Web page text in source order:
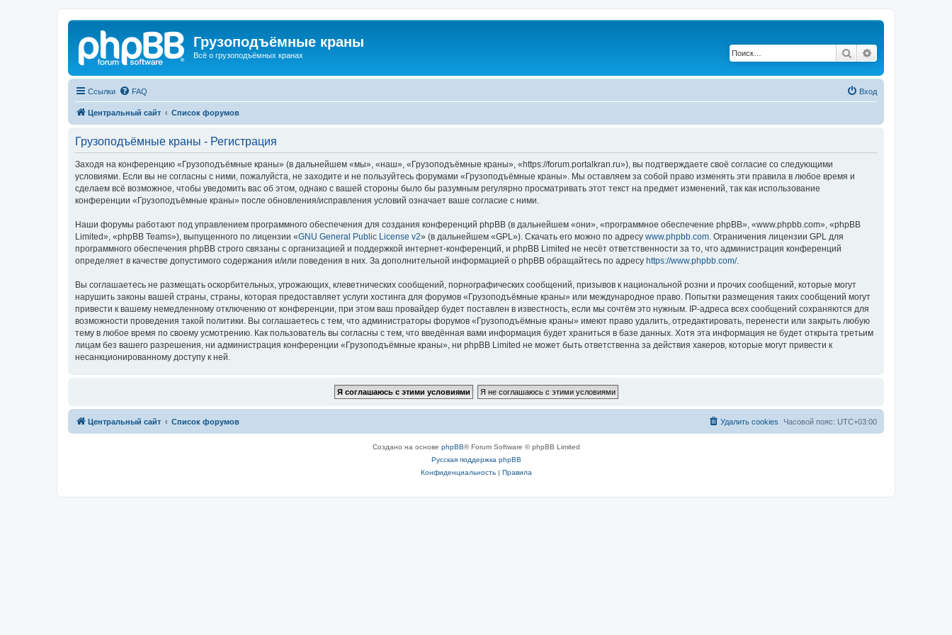
Грузоподъёмные краны
Всё о грузоподъёмных кранах Поиск
Ссылки FAQ Вход
Центральный сайт Список форумов
Грузоподъёмные краны - Регистрация
Заходя на конференцию «Грузоподъёмные краны» (в дальнейшем «мы», «наш», «Грузоподъёмные краны», «https://forum.portalkran.ru»), вы подтверждаете своё согласие со следующими
условиями. Если вы не согласны с ними, пожалуйста, не заходите и не пользуйтесь форумами «Грузоподъёмные краны». Мы оставляем за собой право изменять эти правила в любое время и
сделаем всё возможное, чтобы уведомить вас об этом, однако с вашей стороны было бы разумным регулярно просматривать этот текст на предмет изменений, так как использование
конференции «Грузоподъёмные краны» после обновления/исправления условий означает ваше согласие с ними.
Наши форумы работают под управлением программного обеспечения для создания конференций phpBB (в дальнейшем «они», «программное обеспечение phpBB», «www.phpbb.com», «phpBB
Limited», «phpBB Teams»), выпущенного по лицензии «GNU General Public License v2» (в дальнейшем «GPL»). Скачать его можно по адресу www.phpbb.com . Ограничения лицензии GPL для
программного обеспечения phpBB строго связаны с организацией и поддержкой интернет-конференций, и phpBB Limited не несёт ответственности за то, что администрация конференций
определяет в качестве допустимого содержания и/или поведения в них. За дополнительной информацией о phpBB обращайтесь по адресу https://www.phpbb.com/.
Вы соглашаетесь не размещать оскорбительных, угрожающих, клеветнических сообщений, порнографических сообщений, призывов к национальной розни и прочих сообщений, которые могут
нарушить законы вашей страны, страны, которая предоставляет услуги хостинга для форумов «Грузоподъёмные краны» или международное право. Попытки размещения таких сообщений могут
привести к вашему немедленному отключению от конференции, при этом ваш провайдер будет поставлен в известность, если мы сочтём это нужным. IP-адреса всех сообщений сохраняются для
возможности проведения такой политики. Вы соглашаетесь с тем, что администраторы форумов «Грузоподъёмные краны» имеют право удалить, отредактировать, перенести или закрыть любую
тему в любое время по своему усмотрению. Как пользователь вы согласны с тем, что введённая вами информация будет храниться в базе данных. Хотя эта информация не будет открыта третьим
лицам без вашего разрешения, ни администрация конференции «Грузоподъёмные краны», ни phpBB Limited не может быть ответственна за действия хакеров, которые могут привести к
несанкционированному доступу к ней.
Центральный сайт Список форумов Часовой пояс: UTC+03:00
Удалить cookies
Создано на основе phpBB® Forum Software © phpBB Limited
Русская поддержка phpBB
Конфиденциальность| Правила